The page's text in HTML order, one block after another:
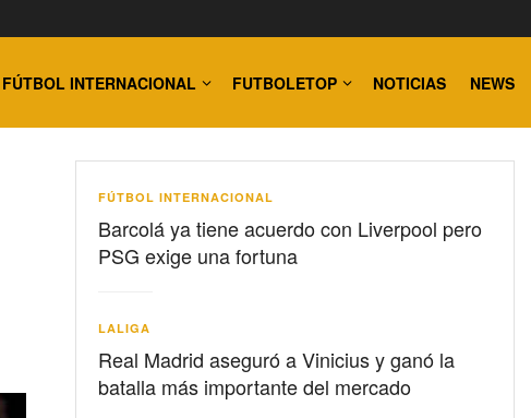
FÚTBOL INTERNACIONAL FUTBOLETOP NOTICIAS NEWS
FÚTBOL INTERNACIONAL
Barcolá ya tiene acuerdo con Liverpool pero
PSG exige una fortuna
LALIGA
Real Madrid aseguró a Vinicius y ganó la
batalla más importante del mercado